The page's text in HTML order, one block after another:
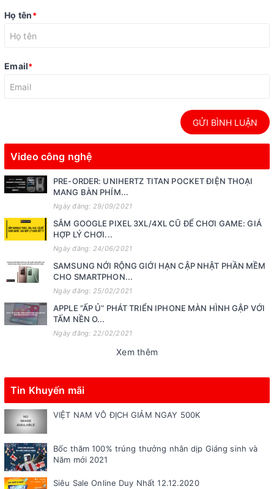
Họ tên*
Email*
GỬI BÌNH LUẬN
Video công nghệ
PRE-ORDER: UNIHERTZ TITAN POCKET ĐIỆN THOẠI
MANG BÀN PHÍM...
Ngày đăng: 29/09/2021
SẮM GOOGLE PIXEL 3XL/4XL CŨ ĐỂ CHƠI GAME: GIÁ
HỢP LÝ CHƠI...
Ngày đăng: 24/06/2021
SAMSUNG NỚI RỘNG GIỚI HẠN CẬP NHẬT PHẦN MỀM
CHO SMARTPHON...
Ngày đăng: 25/02/2021
APPLE “ẤP Ủ” PHÁT TRIỂN IPHONE MÀN HÌNH GẬP VỚI
TẤM NỀN O...
Ngày đăng: 22/02/2021
Xem thêm
Tin Khuyến mãi
VIỆT NAM VÔ ĐỊCH GIẢM NGAY 500K
Bốc thăm 100% trúng thưởng nhân dịp Giáng sinh và
Năm mới 2021
Siêu Sale Online Duy Nhất 12.12.2020